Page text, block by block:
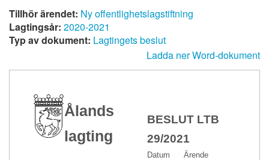
Tillhör ärendet: Ny offentlighetslagstiftning
Lagtingsår: 2020-2021
Typ av dokument: Lagtingets beslut
Ladda ner Word-dokument
Ålands
lagting
BESLUT LTB
29/2021
Datum Ärende